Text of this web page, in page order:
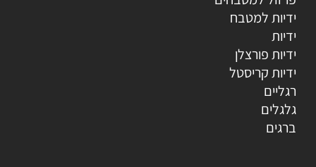
ידיות למטבח
ידיות
ידיות פורצלן
ידיות קריסטל
רגליים
גלגלים
ברגים